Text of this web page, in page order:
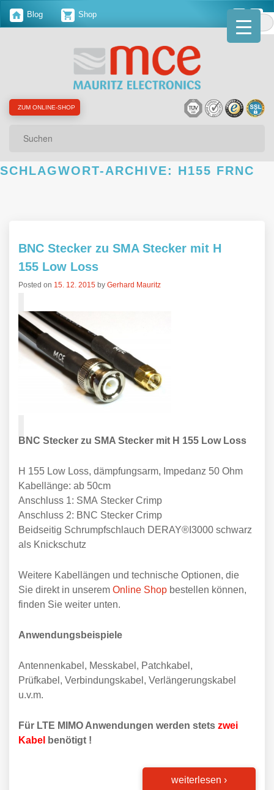
Blog Shop
ZUM ONLINE-SHOP
SCHLAGWORT-ARCHIVE: H155 FRNC
BNC Stecker zu SMA Stecker mit H
155 Low Loss
Posted on 15. 12. 2015 by Gerhard Mauritz
BNC Stecker zu SMA Stecker mit H 155 Low Loss
H 155 Low Loss, dämpfungsarm, Impedanz 50 Ohm
Kabellänge: ab 50cm
Anschluss 1: SMA Stecker Crimp
Anschluss 2: BNC Stecker Crimp
Beidseitig Schrumpfschlauch DERAY®I3000 schwarz
als Knickschutz
Weitere Kabellängen und technische Optionen, die
Sie direkt in unserem Online Shop bestellen können,
finden Sie weiter unten.
Anwendungsbeispiele
Antennenkabel, Messkabel, Patchkabel,
Prüfkabel, Verbindungskabel, Verlängerungskabel
u.v.m.
Für LTE MIMO Anwendungen werden stets zwei
Kabel
benötigt !
weiterlesen ›